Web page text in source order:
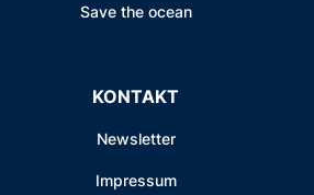
Save the ocean
KONTAKT
Newsletter
Impressum